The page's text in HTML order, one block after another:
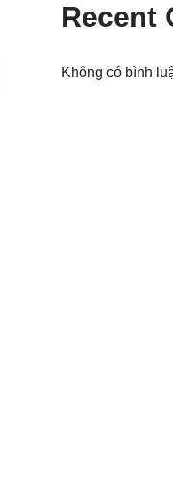
Recent
Không có bình